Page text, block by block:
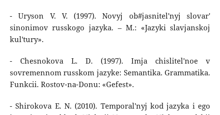
- Uryson V. V. (1997). Novyj ob#jasnitel'nyj slovar'
sinonimov russkogo jazyka. – M.: «Jazyki slavjanskoj
kul'tury».
- Chesnokova L. D. (1997). Imja chislitel'noe v
sovremennom russkom jazyke: Semantika. Grammatika.
Funkcii. Rostov-na-Donu: «Gefest».
- Shirokova E. N. (2010). Temporal'nyj kod jazyka i ego